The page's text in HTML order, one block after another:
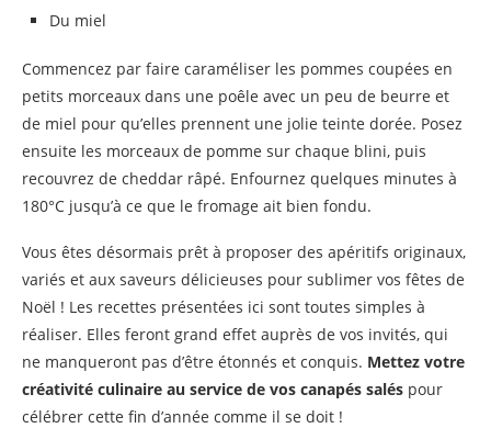
Du miel
Commencez par faire caraméliser les pommes coupées en
petits morceaux dans une poêle avec un peu de beurre et
de miel pour qu’elles prennent une jolie teinte dorée. Posez
ensuite les morceaux de pomme sur chaque blini, puis
recouvrez de cheddar râpé. Enfournez quelques minutes à
180°C jusqu’à ce que le fromage ait bien fondu.
Vous êtes désormais prêt à proposer des apéritifs originaux,
variés et aux saveurs délicieuses pour sublimer vos fêtes de
Noël ! Les recettes présentées ici sont toutes simples à
réaliser. Elles feront grand effet auprès de vos invités, qui
ne manqueront pas d’être étonnés et conquis. Mettez votre
créativité culinaire au service de vos canapés salés pour
célébrer cette fin d’année comme il se doit !